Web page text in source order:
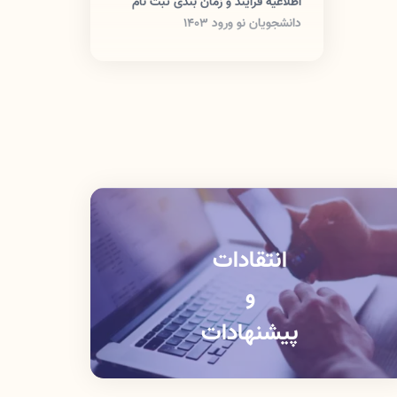
دانشجویان نو ورود 1403
انتقادات
و
پیشنهادات